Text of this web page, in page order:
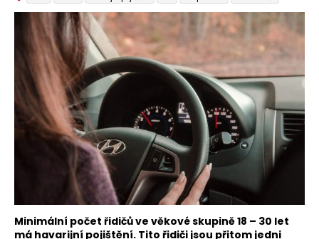
Minimální počet řidičů ve věkové skupině 18 – 30 let
má havarijní pojištění. Tito řidiči jsou přitom jedni